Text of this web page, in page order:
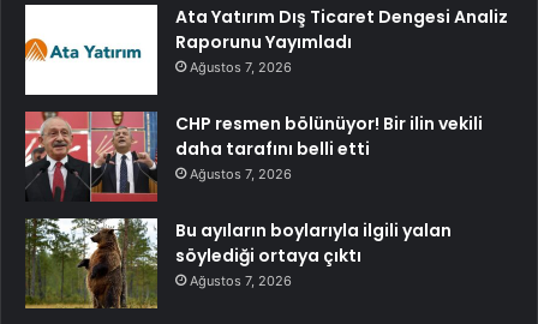
Ata Yatırım Dış Ticaret Dengesi Analiz
Raporunu Yayımladı
Ağustos 7, 2026
CHP resmen bölünüyor! Bir ilin vekili
daha tarafını belli etti
Ağustos 7, 2026
Bu ayıların boylarıyla ilgili yalan
söylediği ortaya çıktı
Ağustos 7, 2026